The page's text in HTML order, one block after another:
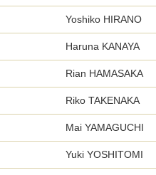
Yoshiko HIRANO
Haruna KANAYA
Rian HAMASAKA
Riko TAKENAKA
Mai YAMAGUCHI
Yuki YOSHITOMI